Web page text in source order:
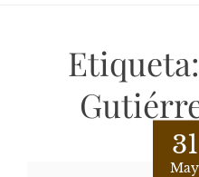
Etiqueta:
31
May